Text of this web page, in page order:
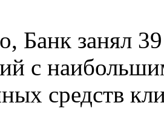
Банк занял
с
средств